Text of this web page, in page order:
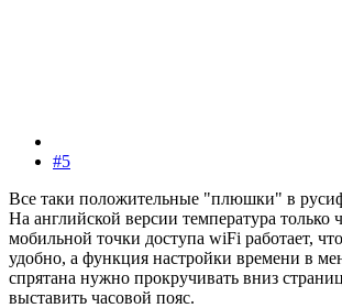
#5
Все таки положительные "плюшки" в
На английской версии температура только
мобильной точки доступа wiFi работает,
удобно, а функция настройки времени в
спрятана нужно прокручивать вниз
выставить часовой пояс.